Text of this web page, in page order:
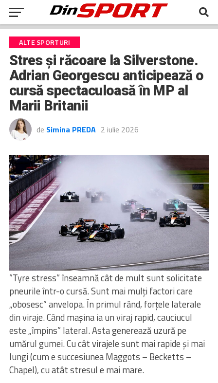
ALTE SPORTURI
Stres și răcoare la Silverstone.
Adrian Georgescu anticipează o
cursă spectaculoasă în MP al
Marii Britanii
de Simina PREDA 2 iulie 2026
”Tyre stress” înseamnă cât de mult sunt solicitate
pneurile într-o cursă. Sunt mai mulți factori care
„obosesc” anvelopa. În primul rând, forțele laterale
din viraje. Când mașina ia un viraj rapid, cauciucul
este „împins” lateral. Asta generează uzură pe
umărul gumei. Cu cât virajele sunt mai rapide și mai
lungi (cum e succesiunea Maggots – Becketts –
Chapel), cu atât stresul e mai mare.